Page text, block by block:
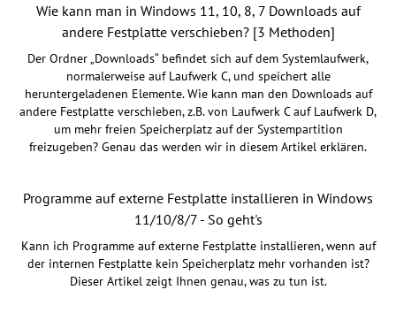
Wie kann man in Windows 11, 10, 8, 7 Downloads auf
andere Festplatte verschieben? [3 Methoden]
Der Ordner „Downloads“ befindet sich auf dem Systemlaufwerk,
normalerweise auf Laufwerk C, und speichert alle
heruntergeladenen Elemente. Wie kann man den Downloads auf
andere Festplatte verschieben, z.B. von Laufwerk C auf Laufwerk D,
um mehr freien Speicherplatz auf der Systempartition
freizugeben? Genau das werden wir in diesem Artikel erklären.
Programme auf externe Festplatte installieren in Windows
11/10/8/7 - So geht's
Kann ich Programme auf externe Festplatte installieren, wenn auf
der internen Festplatte kein Speicherplatz mehr vorhanden ist?
Dieser Artikel zeigt Ihnen genau, was zu tun ist.